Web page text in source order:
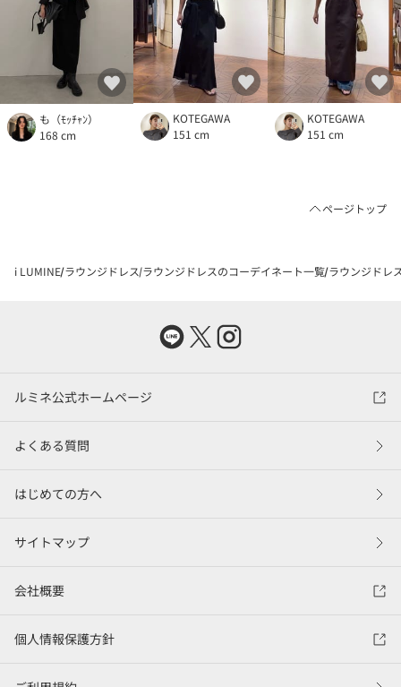
も（ﾓｯﾁｬﾝ）
168 cm
KOTEGAWA
151 cm
KOTEGAWA
151 cm
ページトップ
i LUMINE ラウンジドレス ラウンジドレスのコーデイネート一覧 ラウンジドレ
ルミネ公式ホームページ
よくある質問
はじめての方へ
サイトマップ
会社概要
個人情報保護方針